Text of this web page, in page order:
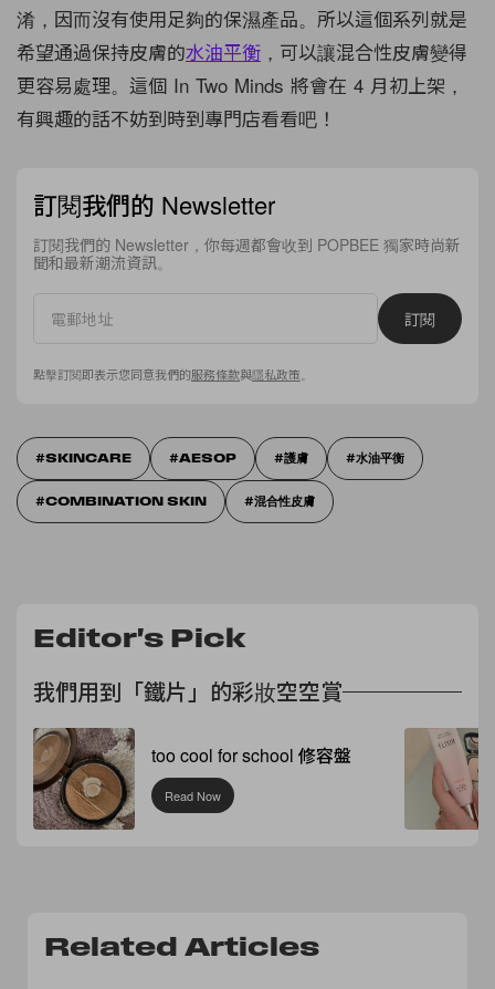
淆，因而沒有使用足夠的保濕產品。所以這個系列就是
希望通過保持皮膚的水油平衡 ，可以讓混合性皮膚變得
更容易處理。這個 In Two Minds 將會在 4 月初上架，
有興趣的話不妨到時到專門店看看吧！
訂閱我們的 Newsletter
訂閱我們的 Newsletter，你每週都會收到 POPBEE 獨家時尚新
聞和最新潮流資訊。
訂閱
點擊訂閱即表示您同意我們的服務條款與隱私政策
SKINCARE AESOP 護膚 水油平衡
COMBINATION SKIN 混合性皮膚
Editor's Pick
我們用到「鐵片」的彩妝空空賞
too cool for school 修容盤
Read Now
Related Articles